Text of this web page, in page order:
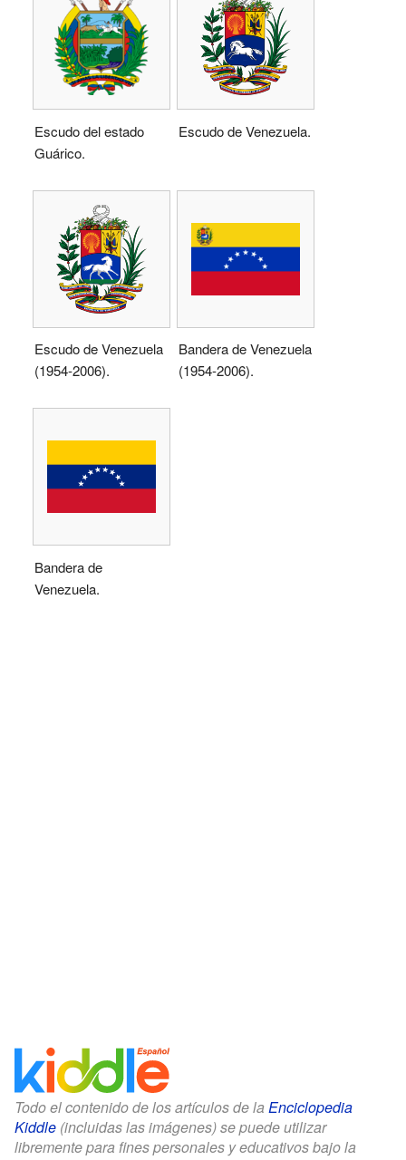
Escudo del estado
Guárico.
Escudo de Venezuela.
Escudo de Venezuela
(1954-2006).
Bandera de Venezuela
(1954-2006).
Bandera de
Venezuela.
Todo el contenido de los artículos de la Enciclopedia
Kiddle (incluidas las imágenes) se puede utilizar
libremente para fines personales y educativos bajo la